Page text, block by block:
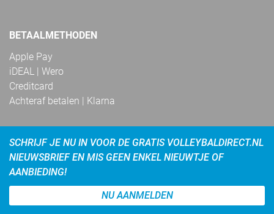
BETAALMETHODEN
Apple Pay
iDEAL | Wero
Creditcard
Achteraf betalen | Klarna
SCHRIJF JE NU IN VOOR DE GRATIS VOLLEYBALDIRECT.NL
NIEUWSBRIEF EN MIS GEEN ENKEL NIEUWTJE OF
AANBIEDING!
NU AANMELDEN